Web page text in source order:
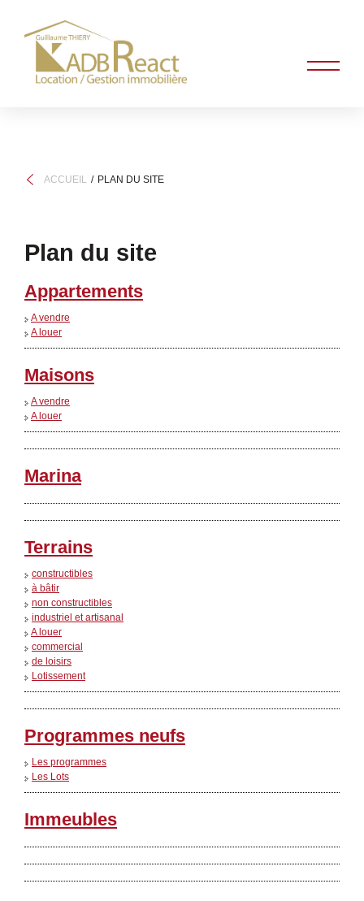
ACCUEIL PLAN DU SITE
Plan du site
Appartements
A vendre
A louer
Maisons
A vendre
A louer
Marina
Terrains
constructibles
à bâtir
non constructibles
industriel et artisanal
A louer
commercial
de loisirs
Lotissement
Programmes neufs
Les programmes
Les Lots
Immeubles